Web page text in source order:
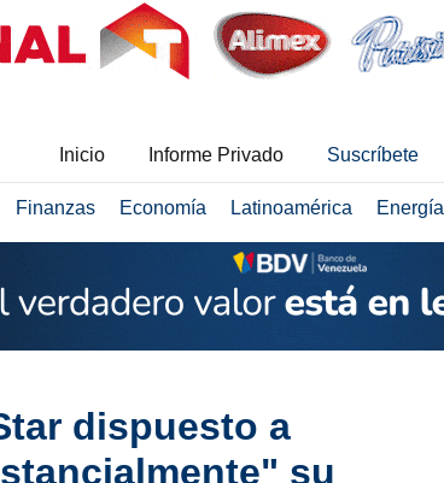
Inicio Informe Privado Suscríbete
Finanzas Economía Latinoamérica Energía
dispuesto a
su